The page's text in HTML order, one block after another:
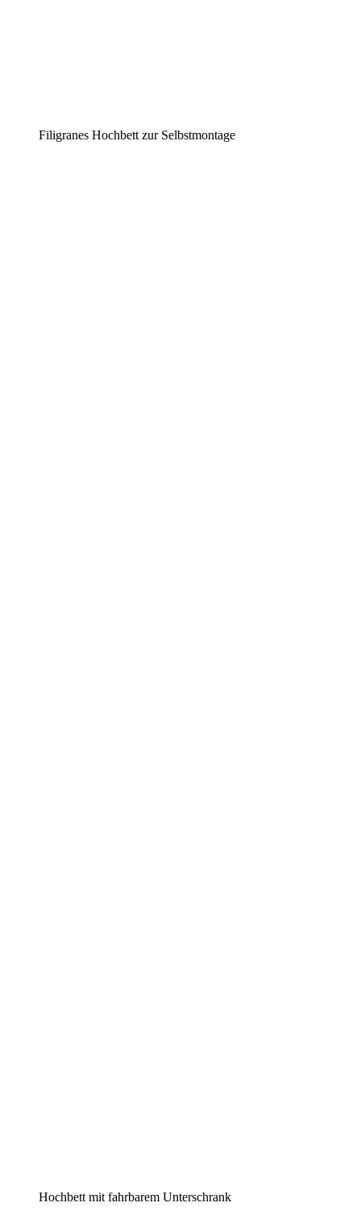
Filigranes Hochbett zur Selbstmontage
Hochbett mit fahrbarem Unterschrank